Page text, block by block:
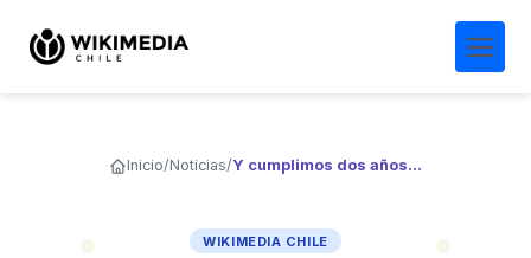
Inicio/Noticias/Y cumplimos dos años…
WIKIMEDIA CHILE